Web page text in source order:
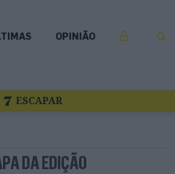
OPINIÃO
ESCAPAR
DA EDIÇÃO